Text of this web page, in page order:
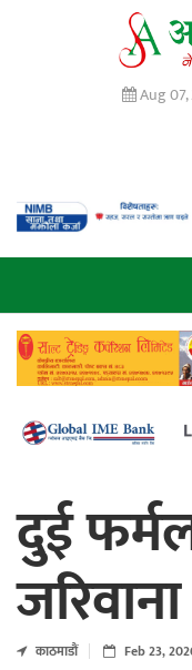
Aug
दुई
जरिवाना
काठमाडाैं Feb 23,